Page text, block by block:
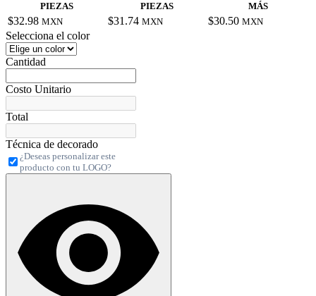
PIEZAS PIEZAS
MÁS
$32.98 MXN $31.74 MXN $30.50 MXN
Selecciona el color
Cantidad
Costo Unitario
Total
Técnica de decorado
¿Deseas personalizar este
producto con tu LOGO?